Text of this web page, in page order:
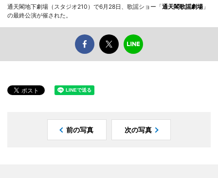
通天閣地下劇場（スタジオ210）で6月28日、歌謡ショー「通天閣歌謡劇場 」
の最終公演が催された。
前の写真 次の写真